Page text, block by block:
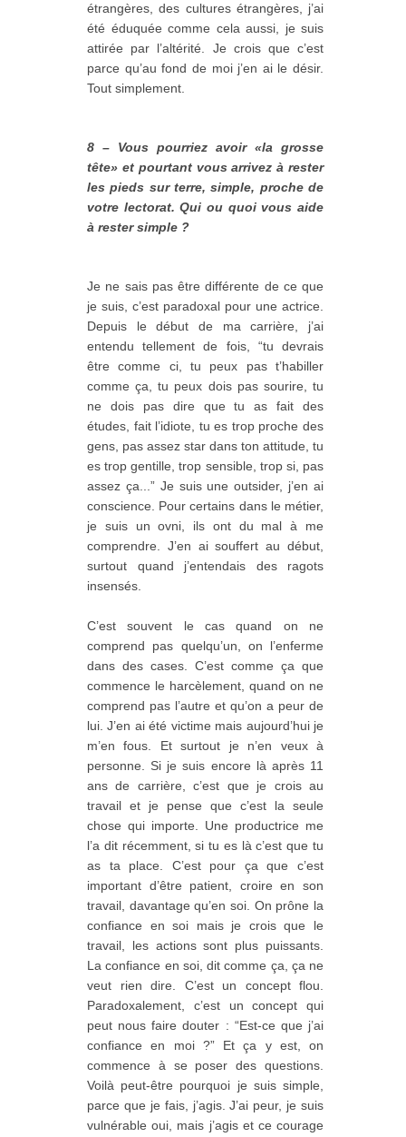
étrangères, des cultures étrangères, j’ai
été éduquée comme cela aussi, je suis
attirée par l’altérité. Je crois que c’est
parce qu’au fond de moi j’en ai le désir.
Tout simplement.
8 – Vous pourriez avoir «la grosse
tête» et pourtant vous arrivez à rester
les pieds sur terre, simple, proche de
votre lectorat. Qui ou quoi vous aide
à rester simple ?
Je ne sais pas être différente de ce que
je suis, c’est paradoxal pour une actrice.
Depuis le début de ma carrière, j’ai
entendu tellement de fois, “tu devrais
être comme ci, tu peux pas t’habiller
comme ça, tu peux dois pas sourire, tu
ne dois pas dire que tu as fait des
études, fait l’idiote, tu es trop proche des
gens, pas assez star dans ton attitude, tu
es trop gentille, trop sensible, trop si, pas
assez ça...” Je suis une outsider, j’en ai
conscience. Pour certains dans le métier,
je suis un ovni, ils ont du mal à me
comprendre. J’en ai souffert au début,
surtout quand j’entendais des ragots
insensés.
C’est souvent le cas quand on ne
comprend pas quelqu’un, on l’enferme
dans des cases. C’est comme ça que
commence le harcèlement, quand on ne
comprend pas l’autre et qu’on a peur de
lui. J’en ai été victime mais aujourd’hui je
m’en fous. Et surtout je n’en veux à
personne. Si je suis encore là après 11
ans de carrière, c’est que je crois au
travail et je pense que c’est la seule
chose qui importe. Une productrice me
l’a dit récemment, si tu es là c’est que tu
as ta place. C’est pour ça que c’est
important d’être patient, croire en son
travail, davantage qu’en soi. On prône la
confiance en soi mais je crois que le
travail, les actions sont plus puissants.
La confiance en soi, dit comme ça, ça ne
veut rien dire. C’est un concept flou.
Paradoxalement, c’est un concept qui
peut nous faire douter : “Est-ce que j’ai
confiance en moi ?” Et ça y est, on
commence à se poser des questions.
Voilà peut-être pourquoi je suis simple,
parce que je fais, j’agis. J’ai peur, je suis
vulnérable oui, mais j’agis et ce courage